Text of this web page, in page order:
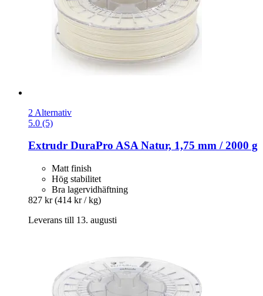
2 Alternativ
5.0 (5)
Extrudr DuraPro ASA Natur, 1,75 mm / 2000 g
Matt finish
Hög stabilitet
Bra lagervidhäftning
827 kr (414 kr / kg)
Leverans till 13. augusti